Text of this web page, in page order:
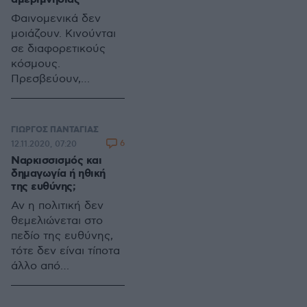
Φαινομενικά δεν
μοιάζουν. Κινούνται
σε διαφορετικούς
κόσμους.
Πρεσβεύουν,
Οι μεν ενσαρκώνουν
την ατομικότητα
χωρίς να το
διατυμπανίζουν. Οι
δε επικαλούνται τη
συλλογικότητα. Αν
και εμφανίζουν
διακριτές διαφορές,
ο πυρήνας τους έχει
κοινά
αυταρέσκεια και την
ΓΙΩΡΓΟΣ ΠΑΝΤΑΓΙΑΣ
Ναρκισσισμός και
δημαγωγία ή ηθική
της ευθύνης;
Αν η πολιτική δεν
θεμελιώνεται στο
πεδίο της ευθύνης,
τότε δεν είναι τίποτα
άλλο από
12.11.2020, 07:20 6